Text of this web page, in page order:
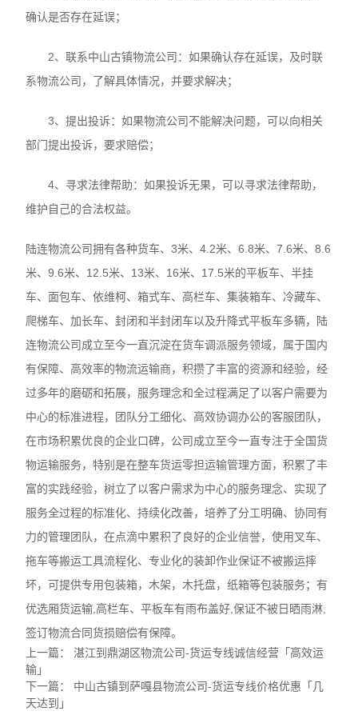
确认是否存在延误；
2、联系中山古镇物流公司：如果确认存在延误，及时联
系物流公司，了解具体情况，并要求解决；
3、提出投诉：如果物流公司不能解决问题，可以向相关
部门提出投诉，要求赔偿；
4、寻求法律帮助：如果投诉无果，可以寻求法律帮助，
维护自己的合法权益。
陆连物流公司拥有各种货车、3米、4.2米、6.8米、7.6米、8.6
米、9.6米、12.5米、13米、16米、17.5米的平板车、半挂
车、面包车、依维柯、箱式车、高栏车、集装箱车、冷藏车、
爬梯车、加长车、封闭和半封闭车以及升降式平板车多辆，陆
连物流公司成立至今一直沉淀在货车调派服务领域，属于国内
有保障、高效率的物流运输商，积攒了丰富的资源和经验，经
过多年的磨砺和拓展，服务理念和全过程满足了以客户需要为
中心的标准进程，团队分工细化、高效协调办公的客服团队，
在市场积累优良的企业口碑，公司成立至今一直专注于全国货
物运输服务，特别是在整车货运零担运输管理方面，积累了丰
富的实践经验，树立了以客户需求为中心的服务理念、实现了
服务全过程的标准化、持续化改善，培养了分工明确、协同有
力的管理团队，在点滴中累积了良好的企业信誉，使用叉车、
拖车等搬运工具流程化、专业化的装卸作业保证不被搬运摔
坏，可提供专用包装箱，木架，木托盘，纸箱等包装服务；有
优选厢货运输,高栏车、平板车有雨布盖好,保证不被日晒雨淋,
签订物流合同货损赔偿有保障。
上一篇：湛江到鼎湖区物流公司-货运专线诚信经营「高效运
输」
下一篇： 中山古镇到萨嘎县物流公司-货运专线价格优惠「几
天达到」